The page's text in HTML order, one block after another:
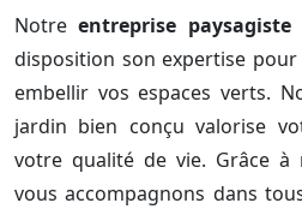
Notreentreprise paysagiste
disposition son expertise
embellir vos espaces verts.
jardin bien conçu valorise
votre qualité de vie. Grâce à
vous accompagnons dans